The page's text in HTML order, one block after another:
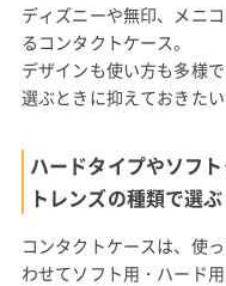
ディズニーや無印、メニ
るコンタクトケース。
デザインも使い方も多様で
選ぶときに抑えておきた
ハードタイプやソフ
トレンズの種類で選ぶ
コンタクトケースは、使
わせてソフト用・ハード